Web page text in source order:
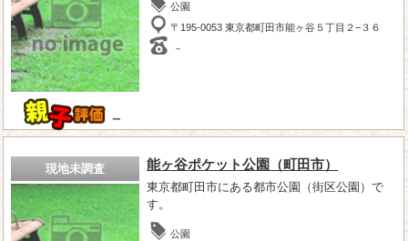
－
公園
〒195-0053 東京都町田市能ヶ谷５丁目２−３６
－
現地未調査 能ヶ谷ポケット公園（町田市）
東京都町田市にある都市公園（街区公園）で
す。
公園